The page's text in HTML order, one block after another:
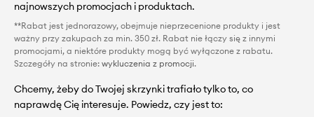
najnowszych promocjach i produktach.
**Rabat jest jednorazowy, obejmuje nieprzecenione produkty i jest
ważny przy zakupach za min. 350 zł. Rabat nie łączy się z innymi
promocjami, a niektóre produkty mogą być wyłączone z rabatu.
Szczegóły na stronie: wykluczenia z promocji.
Chcemy, żeby do Twojej skrzynki trafiało tylko to, co
naprawdę Cię interesuje. Powiedz, czy jest to: